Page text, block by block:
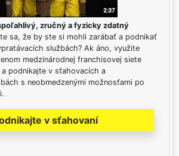
zručný a fyzicky zdatný
sa, že by ste si mohli zarábať a podnikať
službách? Ak áno, využite
medzinárodnej franchisovej siete
a podnikajte v sťahovacích a
s neobmedzenými možnosťami po
v sťahovaní